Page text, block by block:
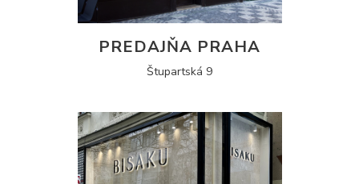
PREDAJŇA PRAHA
Štupartská 9